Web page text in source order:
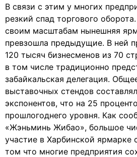
В связи с этим у многих
резкий спад торгового
своим масштабам нынешняя
превзошла предыдущие. В ней
120 тысяч бизнесменов из 70
в том числе традиционно
забайкальская делегация.
выставочных стендов
экспонентов, что на 25
прошлогоднего уровня. Как
«Жэньминь Жибао», большое
участие в Харбинской ярмарке
том что многие предприятия